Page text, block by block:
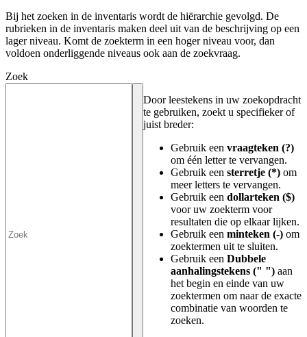
Bij het zoeken in de inventaris wordt de hiërarchie gevolgd. De
rubrieken in de inventaris maken deel uit van de beschrijving op een
lager niveau. Komt de zoekterm in een hoger niveau voor, dan
voldoen onderliggende niveaus ook aan de zoekvraag.
Zoek
Door leestekens in uw zoekopdracht
te gebruiken, zoekt u specifieker of
juist breder:
Gebruik een vraagteken (?)
om één letter te vervangen.
Gebruik een sterretje (*) om
meer letters te vervangen.
Gebruik een dollarteken ($)
voor uw zoekterm voor
resultaten die op elkaar lijken.
Gebruik een minteken (-) om
zoektermen uit te sluiten.
Gebruik een Dubbele
aanhalingstekens (" ") aan
het begin en einde van uw
zoektermen om naar de exacte
combinatie van woorden te
zoeken.